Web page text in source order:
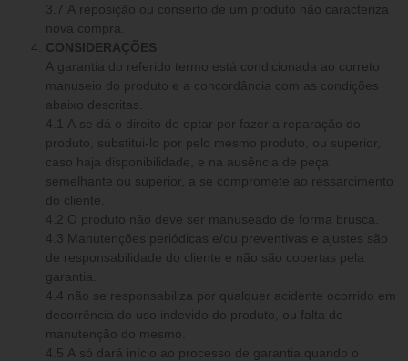
3.7 A reposição ou conserto de um produto não caracteriza
nova compra.
CONSIDERAÇÕES
A garantia do referido termo está condicionada ao correto
manuseio do produto e a concordância com as condições
abaixo descritas.
4.1 A se dá o direito de optar por fazer a reparação do
produto, substitui-lo por pelo mesmo produto, ou superior,
caso haja disponibilidade, e na ausência de peça
semelhante ou superior, a se compromete ao ressarcimento
do cliente.
4.2 O produto não deve ser manuseado de forma brusca.
4.3 Manutenções periódicas e/ou preventivas e ajustes são
de responsabilidade do cliente e não são cobertas pela
garantia.
4.4 não se responsabiliza por qualquer acidente ocorrido em
decorrência do uso indevido do produto, ou falta de
manutenção do mesmo.
4.5 A só dará início ao processo de garantia quando o